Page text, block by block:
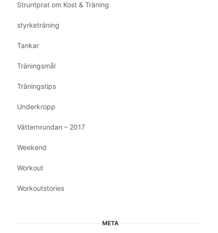
Struntprat om Kost & Träning
styrketräning
Tankar
Träningsmål
Träningstips
Underkropp
Vätternrundan – 2017
Weekend
Workout
Workoutstories
META